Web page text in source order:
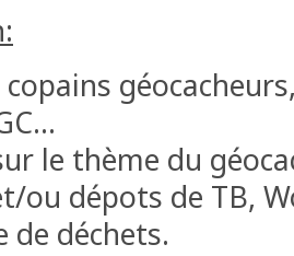
copains
le thème du
ou dépots de TB,
de déchets.